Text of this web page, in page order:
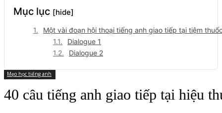
Mẹo học tiếng anh
40 câu tiếng anh giao tiếp tại hiệu
Mục lục [hide]
Một vài đoạn hội thoại tiếng anh giao tiếp tại tiệm
Dialogue 1
Dialogue 2